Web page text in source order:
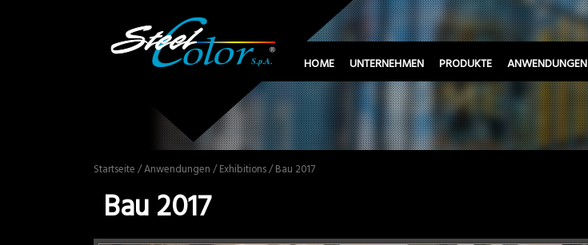
HOME UNTERNEHMEN PRODUKTE ANWENDUNGEN
Startseite /Anwendungen /Exhibitions/ Bau 2017
Bau 2017